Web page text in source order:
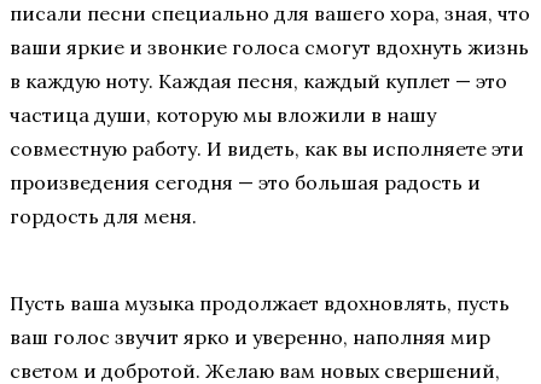
писали песни специально для вашего хора, зная, что
ваши яркие и звонкие голоса смогут вдохнуть жизнь
в каждую ноту. Каждая песня, каждый куплет — это
частица души, которую мы вложили в нашу
совместную работу. И видеть, как вы исполняете эти
произведения сегодня — это большая радость и
гордость для меня.
Пусть ваша музыка продолжает вдохновлять, пусть
ваш голос звучит ярко и уверенно, наполняя мир
светом и добротой. Желаю вам новых свершений,